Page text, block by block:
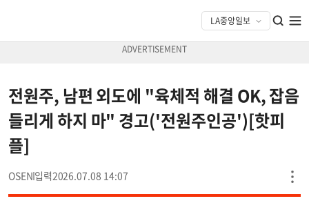
전원주, 남편 외도에 "육체적 해결 OK, 잡음
들리게 하지 마" 경고('전원주인공')[핫피
플]
OSEN 2026.07.08 14:07